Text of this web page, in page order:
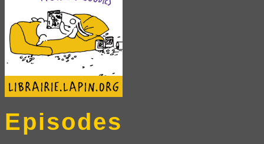
Episodes